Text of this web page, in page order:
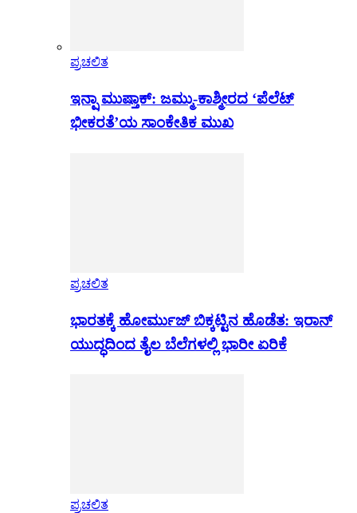
ಪ್ರಚಲಿತ
ಇನ್ಷಾ ಮುಷ್ತಾಕ್: ಜಮ್ಮು-ಕಾಶ್ಮೀರದ ‘ಪೆಲೆಟ್
ಭೀಕರತೆ’ಯ ಸಾಂಕೇತಿಕ ಮುಖ
ಪ್ರಚಲಿತ
ಭಾರತಕ್ಕೆ ಹೋರ್ಮುಜ್ ಬಿಕ್ಕಟ್ಟಿನ ಹೊಡೆತ: ಇರಾನ್
ಯುದ್ಧದಿಂದ ತೈಲ ಬೆಲೆಗಳಲ್ಲಿ ಭಾರೀ ಏರಿಕೆ
ಪ್ರಚಲಿತ